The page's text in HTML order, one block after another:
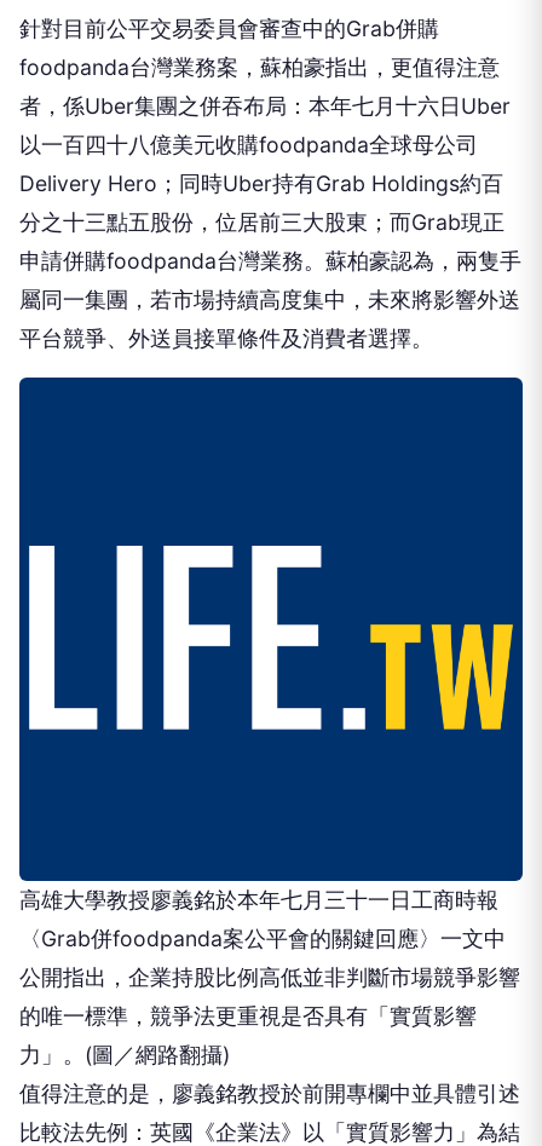
針對目前公平交易委員會審查中的Grab併購
foodpanda台灣業務案，蘇柏豪指出，更值得注意
者，係Uber集團之併吞布局：本年七月十六日Uber
以一百四十八億美元收購foodpanda全球母公司
Delivery Hero；同時Uber持有Grab Holdings約百
分之十三點五股份，位居前三大股東；而Grab現正
申請併購foodpanda台灣業務。蘇柏豪認為，兩隻手
屬同一集團，若市場持續高度集中，未來將影響外送
平台競爭、外送員接單條件及消費者選擇。
高雄大學教授廖義銘於本年七月三十一日工商時報
〈Grab併foodpanda案公平會的關鍵回應〉一文中
公開指出，企業持股比例高低並非判斷市場競爭影響
的唯一標準，競爭法更重視是否具有「實質影響
力」。(圖／網路翻攝)
值得注意的是，廖義銘教授於前開專欄中並具體引述
比較法先例：英國《企業法》以「實質影響力」為結